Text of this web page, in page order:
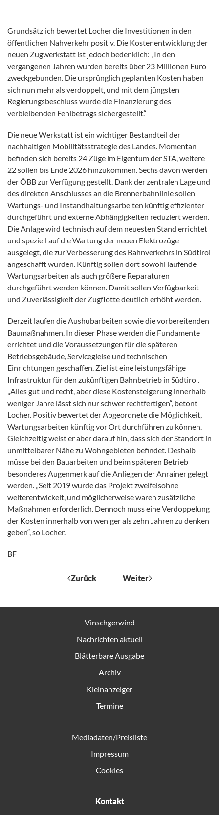
Grundsätzlich bewertet Locher die Investitionen in den
öffentlichen Nahverkehr positiv. Die Kostenentwicklung der
neuen Zugwerkstatt ist jedoch bedenklich: „In den
vergangenen Jahren wurden bereits über 23 Millionen Euro
zweckgebunden. Die ursprünglich geplanten Kosten haben
sich nun mehr als verdoppelt, und mit dem jüngsten
Regierungsbeschluss wurde die Finanzierung des
verbleibenden Fehlbetrags sichergestellt.“
Die neue Werkstatt ist ein wichtiger Bestandteil der
nachhaltigen Mobilitätsstrategie des Landes. Momentan
befinden sich bereits 24 Züge im Eigentum der STA, weitere
22 sollen bis Ende 2026 hinzukommen. Sechs davon werden
der ÖBB zur Verfügung gestellt. Dank der zentralen Lage und
des direkten Anschlusses an die Brennerbahnlinie sollen
Wartungs- und Instandhaltungsarbeiten künftig effizienter
durchgeführt und externe Abhängigkeiten reduziert werden.
Die Anlage wird technisch auf dem neuesten Stand errichtet
und speziell auf die Wartung der neuen Elektrozüge
ausgelegt, die zur Verbesserung des Bahnverkehrs in Südtirol
angeschafft wurden. Künftig sollen dort sowohl laufende
Wartungsarbeiten als auch größere Reparaturen
durchgeführt werden können. Damit sollen Verfügbarkeit
und Zuverlässigkeit der Zugflotte deutlich erhöht werden.
Derzeit laufen die Aushubarbeiten sowie die vorbereitenden
Baumaßnahmen. In dieser Phase werden die Fundamente
errichtet und die Voraussetzungen für die späteren
Betriebsgebäude, Servicegleise und technischen
Einrichtungen geschaffen. Ziel ist eine leistungsfähige
Infrastruktur für den zukünftigen Bahnbetrieb in Südtirol.
„Alles gut und recht, aber diese Kostensteigerung innerhalb
weniger Jahre lässt sich nur schwer rechtfertigen“, betont
Locher. Positiv bewertet der Abgeordnete die Möglichkeit,
Wartungsarbeiten künftig vor Ort durchführen zu können.
Gleichzeitig weist er aber darauf hin, dass sich der Standort in
unmittelbarer Nähe zu Wohngebieten befindet. Deshalb
müsse bei den Bauarbeiten und beim späteren Betrieb
besonderes Augenmerk auf die Anliegen der Anrainer gelegt
werden. „Seit 2019 wurde das Projekt zweifelsohne
weiterentwickelt, und möglicherweise waren zusätzliche
Maßnahmen erforderlich. Dennoch muss eine Verdoppelung
der Kosten innerhalb von weniger als zehn Jahren zu denken
geben“, so Locher.
BF
Zurück Weiter
Vinschgerwind
Nachrichten aktuell
Blätterbare Ausgabe
Archiv
Kleinanzeiger
Termine
Mediadaten/Preisliste
Impressum
Cookies
Kontakt